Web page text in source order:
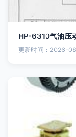
HP-6310气油压
更新时间：2026-